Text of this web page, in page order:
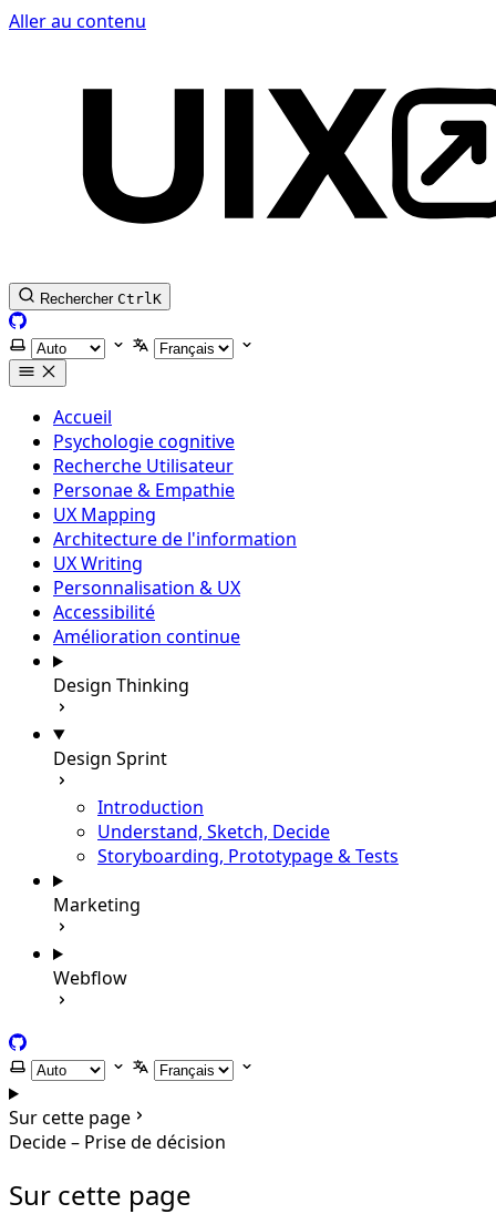
Aller au contenu
Rechercher CtrlK
GitHub
Selectionner le thèmeSelectionner la langue
Accueil
Psychologie cognitive
Recherche Utilisateur
Personae & Empathie
UX Mapping
Architecture de l'information
UX Writing
Personnalisation & UX
Accessibilité
Amélioration continue
Design Thinking
Design Sprint
Introduction
Understand, Sketch, Decide
Storyboarding, Prototypage & Tests
Marketing
Webflow
GitHub
Selectionner le thèmeSelectionner la langue
Sur cette page
Decide – Prise de décision
Sur cette page